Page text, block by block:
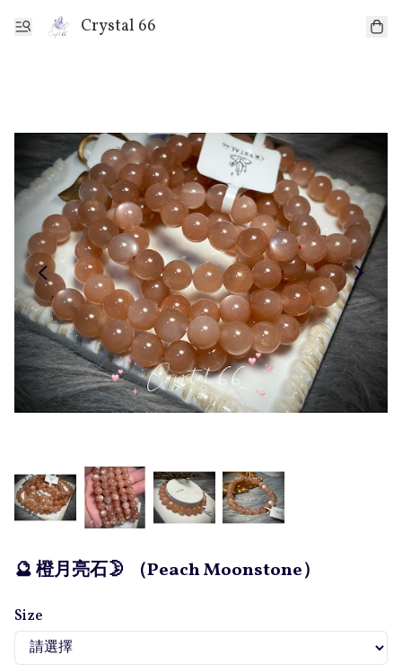
Crystal 66
🔮 橙月亮石🌛 （Peach Moonstone）
Size